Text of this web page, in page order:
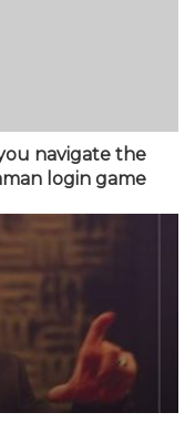
navigate the
login game.